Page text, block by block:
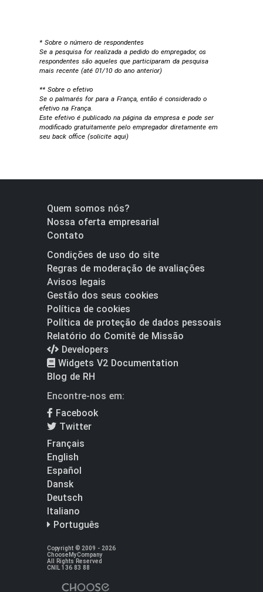
* Sobre o número de respondentes
Se a pesquisa for realizada a pedido do empregador, os
respondentes são aqueles que participaram da pesquisa
mais recente (até 01/10 do ano anterior)
** Sobre o efetivo
Se o palmarés for para a França, então é considerado o
efetivo na França.
Este efetivo é publicado na página da empresa e pode ser
modificado gratuitamente pelo empregador diretamente em
seu back office (solicite aqui)
Quem somos nós?
Nossa oferta empresarial
Contato
Condições de uso do site
Regras de moderação de avaliações
Avisos legais
Gestão dos seus cookies
Política de cookies
Política de proteção de dados pessoais
Relatório do Comitê de Missão
Developers
Widgets V2 Documentation
Blog de RH
Encontre-nos em:
Facebook
Twitter
Français
English
Español
Dansk
Deutsch
Italiano
Português
Copyright © 2009 - 2026
ChooseMyCompany
All Rights Reserved
CNIL 136 83 88